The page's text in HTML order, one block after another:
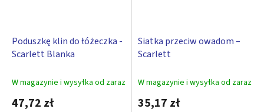
Poduszkę klin do łóżeczka -
Scarlett Blanka
W magazynie i wysyłka od zaraz
47,72 zł
Siatka przeciw owadom –
Scarlett
W magazynie i wysyłka od zaraz
35,17 zł